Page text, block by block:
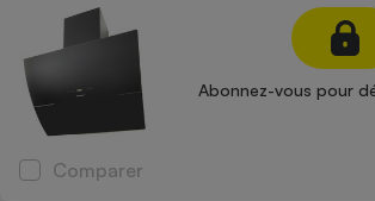
Abonnez-vous pour
Comparer